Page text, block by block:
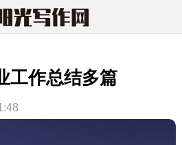
工作总结多篇